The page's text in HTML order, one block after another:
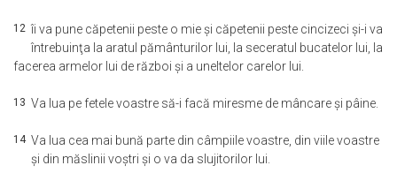
12 îi va pune căpetenii peste o mie şi căpetenii peste cincizeci şi-i va
întrebuinţa la aratul pământurilor lui, la seceratul bucatelor lui, la
facerea armelor lui de război şi a uneltelor carelor lui.
13 Va lua pe fetele voastre să-i facă miresme de mâncare şi pâine.
14 Va lua cea mai bună parte din câmpiile voastre, din viile voastre
şi din măslinii voştri şi o va da slujitorilor lui.